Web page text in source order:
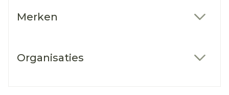
Merken
Organisaties